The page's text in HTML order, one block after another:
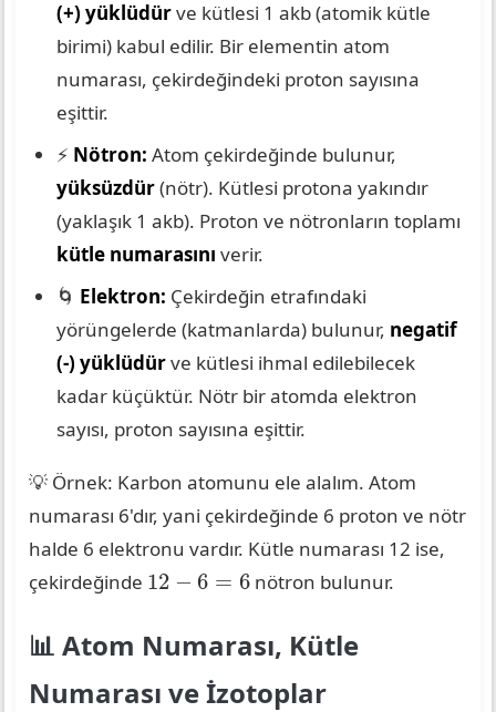
(+) yüklüdürve kütlesi 1 akb (atomik kütle
birimi) kabul edilir. Bir elementin atom
numarası, çekirdeğindeki proton sayısına
eşittir.
⚡ Nötron: Atom çekirdeğinde bulunur,
yüksüzdür(nötr). Kütlesi protona yakındır
(yaklaşık 1 akb). Proton ve nötronların toplamı
kütle numarasını verir.
🌀 Elektron: Çekirdeğin etrafındaki
yörüngelerde (katmanlarda) bulunur, negatif
(-) yüklüdürve kütlesi ihmal edilebilecek
kadar küçüktür. Nötr bir atomda elektron
sayısı, proton sayısına eşittir.
💡 Örnek: Karbon atomunu ele alalım. Atom
numarası 6'dır, yani çekirdeğinde 6 proton ve nötr
halde 6 elektronu vardır. Kütle numarası 12 ise,
çekirdeğinde 12 − 6 = 6
12 6= 6 nötron bulunur.
📊 Atom Numarası, Kütle
Numarası ve İzotoplar